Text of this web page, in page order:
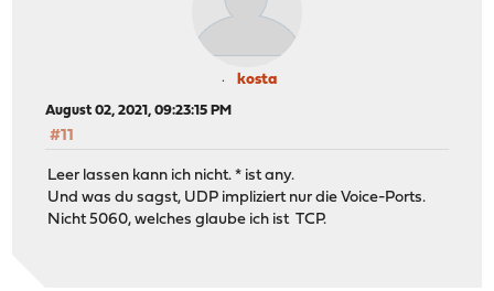
kosta
August 02, 2021, 09:23:15 PM
#11
Leer lassen kann ich nicht. * ist any.
Und was du sagst, UDP impliziert nur die Voice-Ports.
Nicht 5060, welches glaube ich ist TCP.